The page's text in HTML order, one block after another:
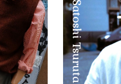
Satoshi Tsuruta